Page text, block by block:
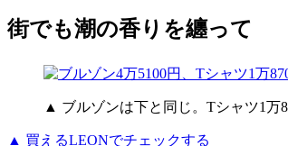
街でも潮の香りを纏って
▲ ブルゾンは下と同じ。Tシャツ1万
▲ 買えるLEONでチェックする